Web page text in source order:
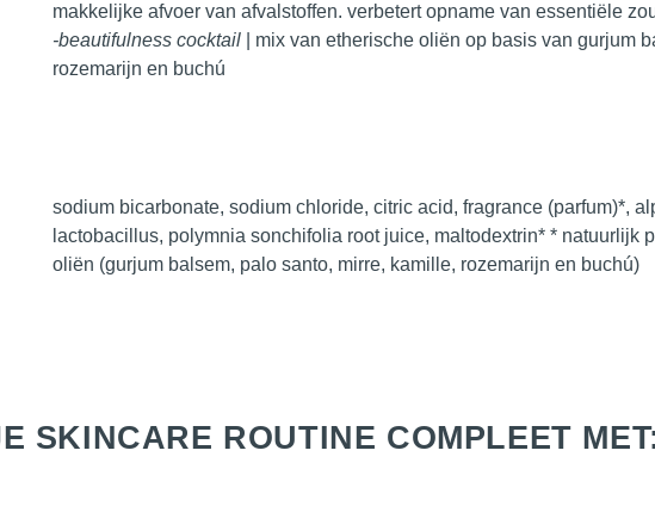
makkelijke afvoer van afvalstoffen. verbetert opname van essentiële
-beautifulness cocktail| mix van etherische oliën op basis van gurjum
rozemarijn en buchú
sodium bicarbonate, sodium chloride, citric acid, fragrance (parfum)*,
lactobacillus, polymnia sonchifolia root juice, maltodextrin* * natuurlijk
oliën (gurjum balsem, palo santo, mirre, kamille, rozemarijn en buchú)
SKINCARE ROUTINE COMPLEET